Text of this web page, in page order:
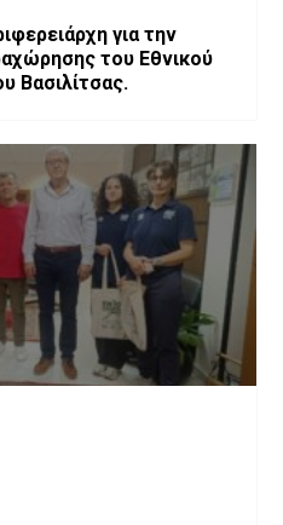
για την
του Εθνικού
Βασιλίτσας.